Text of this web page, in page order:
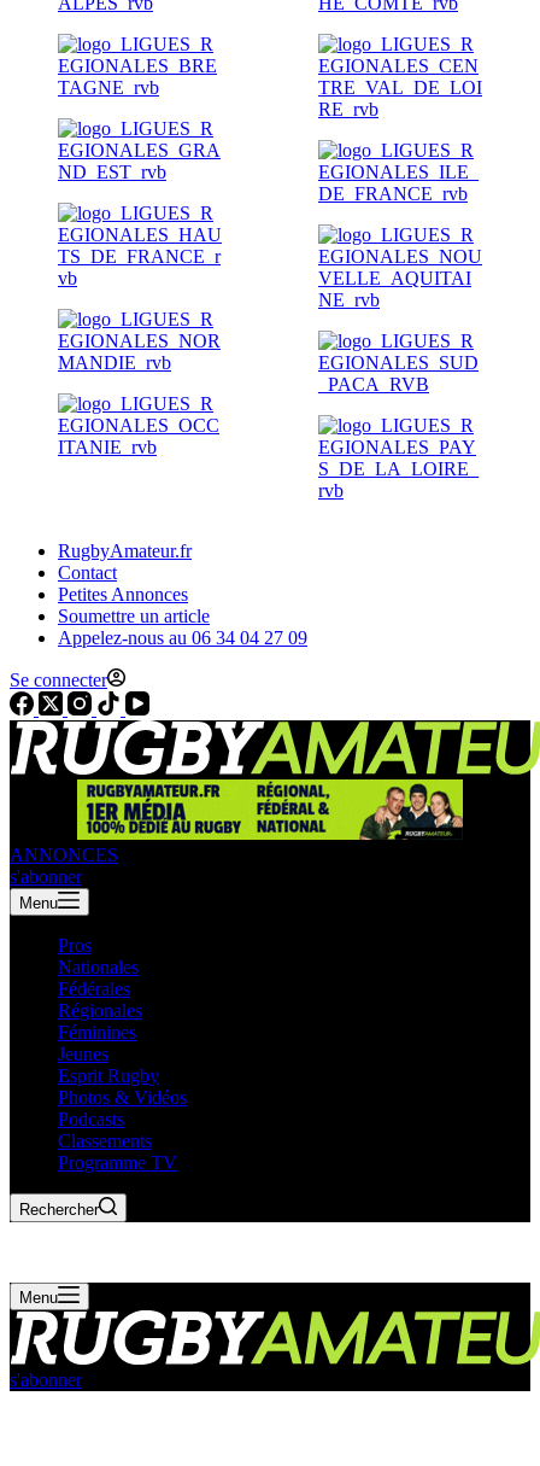
RugbyAmateur.fr
Contact
Petites Annonces
Soumettre un article
Appelez-nous au 06 34 04 27 09
Se connecter
ANNONCES
s'abonner
Menu
Pros
Nationales
Fédérales
Régionales
Féminines
Jeunes
Esprit Rugby
Photos & Vidéos
Podcasts
Classements
Programme TV
Rechercher
Menu
s'abonner